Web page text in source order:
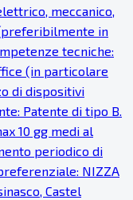
meccanico,
in
tecniche:
(in particolare
di dispositivi
Patente di tipo B.
10 gg medi al
periodico di
NIZZA
Castel